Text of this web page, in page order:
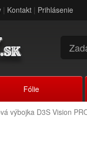
| Kontakt | Prihlásenie
Fólie
výbojka D3S Vision